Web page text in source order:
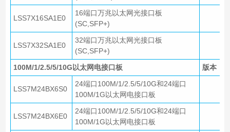
LSS7X16SA1E0
16端口万兆以太网光接口板
(SC,SFP+)
LSS7X32SA1E0
32端口万兆以太网光接口板
(SC,SFP+)
100M/1/2.5/5/10G以太网电接口板
版本
LSS7M24BX6S0
24端口100M/1/2.5/5/10G和24端口
100M/1G以太网电接口板
LSS7M24BX6E0
24端口100M/1/2.5/5/10G和24端口
100M/1G以太网电接口板